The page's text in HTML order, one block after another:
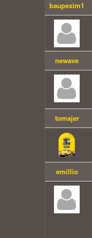
baupexim1
newave
tomajer
emillio